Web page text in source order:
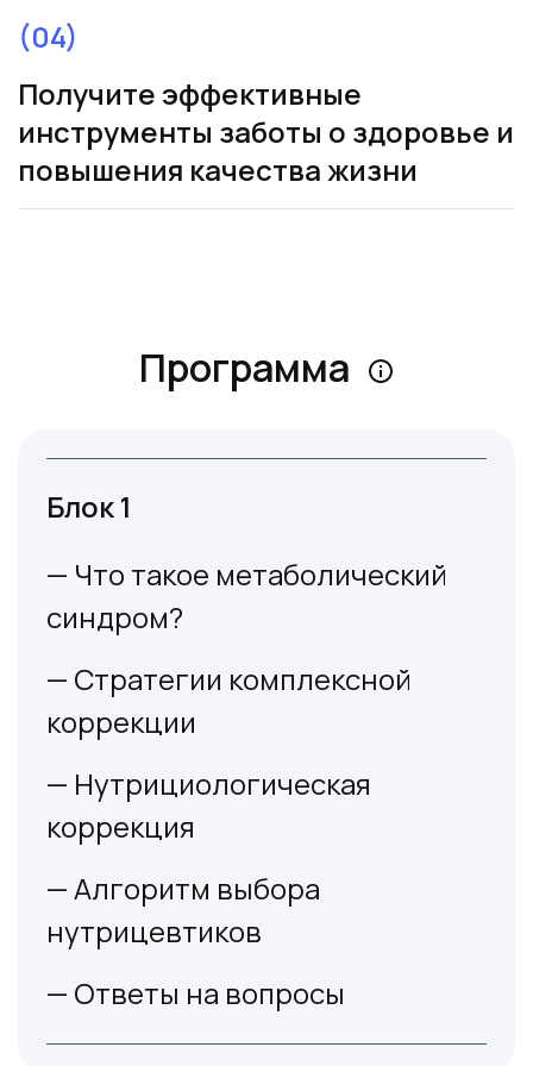
(04)
Получите эффективные
инструменты заботы о здоровье и
повышения качества жизни
Программа
Блок 1
— Что такое метаболический
синдром?
— Стратегии комплексной
коррекции
— Нутрициологическая
коррекция
— Алгоритм выбора
нутрицевтиков
— Ответы на вопросы